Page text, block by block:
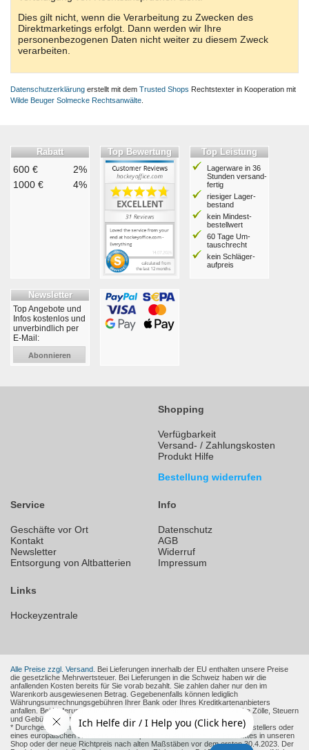
Dies gilt nicht, wenn die Verarbeitung zu Zwecken des
Direktmarketings erfolgt. Dann werden wir Ihre
personenbezogenen Daten nicht weiter zu diesem Zweck
verarbeiten.
Datenschutzerklärung erstellt mit dem Trusted Shops Rechtstexter in Kooperation mit
Wilde Beuger Solmecke Rechtsanwälte
Rabatt
600 €
2%
1000 €
4%
Top Bewertung Top Leistung
Lagerware in 36
Stunden ver­sand­
fertig
riesiger Lager­
bestand
kein Mindest­
bestell­wert
60 Tage Um­
tausch­recht
kein Schläger­
aufpreis
Newsletter
Top Angebote und
Infos kostenlos und
unverbindlich per
E-Mail:
Abonnieren
Shopping
Verfügbarkeit
Versand- / Zahlungskosten
Produkt Hilfe
Bestellung widerrufen
Service
Geschäfte vor Ort
Kontakt
Newsletter
Entsorgung von Altbatterien
Info
Datenschutz
AGB
Widerruf
Impressum
Links
Hockeyzentrale
Alle Preise zzgl. Versand. Bei Lieferungen innerhalb der EU enthalten unsere Preise
die gesetzliche Mehrwertsteuer. Bei Lieferungen in die Schweiz haben wir die
anfallenden Kosten bereits für Sie vorab bezahlt. Sie zahlen daher nur den im
Warenkorb ausgewiesenen Betrag. Gegebenenfalls können lediglich
Währungsumrechnungsgebühren Ihrer Bank oder Ihres Kreditkartenanbieters
anfallen. Bei Lieferungen in andere Nicht-EU-Länder können zusätzliche Zölle, Steuern
und Gebühren entstehen.
* Durchgestrichene Preise sind die empfohlenen Verkaufspreise des Herstellers oder
eines europäischen Händlers zum Zeitpunkt der Aufnahme des Produktes in unseren
Shop oder der neue Richtpreis nach alten Maßstäben vor dem ersten 30.4.2023. Der